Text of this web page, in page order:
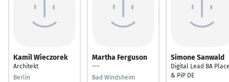
Kamil Wieczorek
Architekt
Berlin
Martha Ferguson
---
Bad Windsheim
Simone Sanwald
Digital Lead BA
& PiP DE